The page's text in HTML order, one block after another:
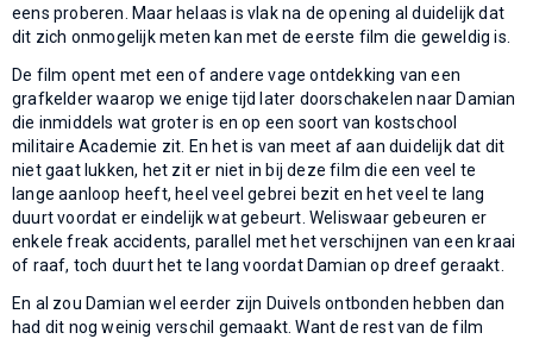
eens proberen. Maar helaas is vlak na de opening al duidelijk dat
dit zich onmogelijk meten kan met de eerste film die geweldig is.
De film opent met een of andere vage ontdekking van een
grafkelder waarop we enige tijd later doorschakelen naar Damian
die inmiddels wat groter is en op een soort van kostschool
militaire Academie zit. En het is van meet af aan duidelijk dat dit
niet gaat lukken, het zit er niet in bij deze film die een veel te
lange aanloop heeft, heel veel gebrei bezit en het veel te lang
duurt voordat er eindelijk wat gebeurt. Weliswaar gebeuren er
enkele freak accidents, parallel met het verschijnen van een kraai
of raaf, toch duurt het te lang voordat Damian op dreef geraakt.
En al zou Damian wel eerder zijn Duivels ontbonden hebben dan
had dit nog weinig verschil gemaakt. Want de rest van de film